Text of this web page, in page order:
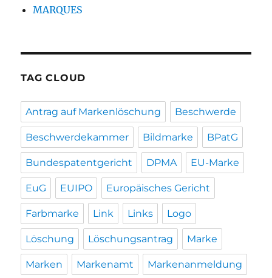
MARQUES
TAG CLOUD
Antrag auf Markenlöschung Beschwerde
Beschwerdekammer Bildmarke BPatG
Bundespatentgericht DPMA EU-Marke
EuG EUIPO Europäisches Gericht
Farbmarke Link Links Logo
Löschung Löschungsantrag Marke
Marken Markenamt Markenanmeldung